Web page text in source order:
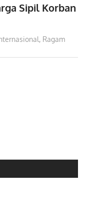
Sipil Korban
, Ragam